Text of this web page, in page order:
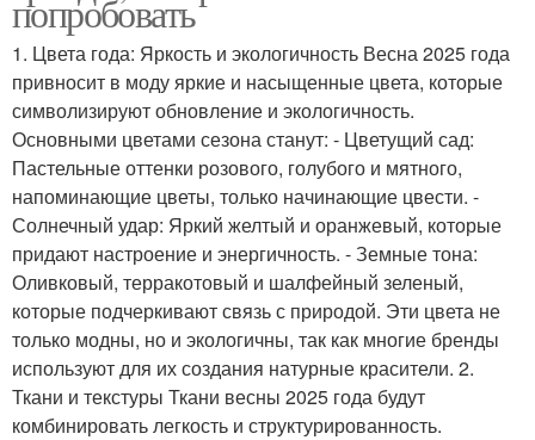
попробовать
1. Цвета года: Яркость и экологичность Весна 2025 года
привносит в моду яркие и насыщенные цвета, которые
символизируют обновление и экологичность.
Основными цветами сезона станут: - Цветущий сад:
Пастельные оттенки розового, голубого и мятного,
напоминающие цветы, только начинающие цвести. -
Солнечный удар: Яркий желтый и оранжевый, которые
придают настроение и энергичность. - Земные тона:
Оливковый, терракотовый и шалфейный зеленый,
которые подчеркивают связь с природой. Эти цвета не
только модны, но и экологичны, так как многие бренды
используют для их создания натурные красители. 2.
Ткани и текстуры Ткани весны 2025 года будут
комбинировать легкость и структурированность.